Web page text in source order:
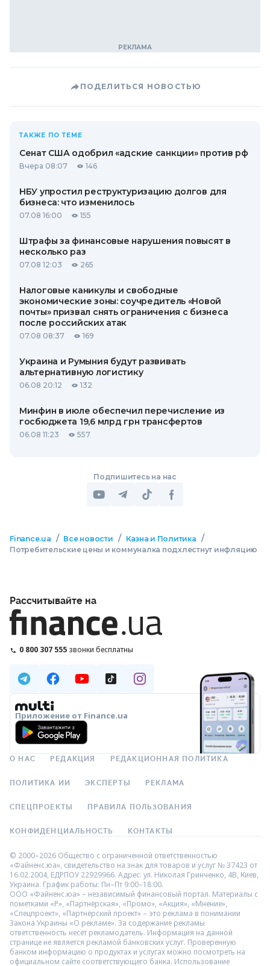
ПОДЕЛИТЬСЯ НОВОСТЬЮ
ТАКЖЕ ПО ТЕМЕ
Сенат США одобрил «адские санкции» против рф
Вчера 08:07 146
НБУ упростил реструктуризацию долгов для
бизнеса: что изменилось
07.08 16:00 155
Штрафы за финансовые нарушения повысят в
несколько раз
07.08 12:03 265
Налоговые каникулы и свободные
экономические зоны: соучредитель «Новой
почты» призвал снять ограничения с бизнеса
после российских атак
07.08 08:37 169
Украина и Румыния будут развивать
альтернативную логистику
06.08 20:12 132
Минфин в июле обеспечил перечисление из
госбюджета 19,6 млрд грн трансфертов
06.08 11:23 557
Подпишитесь на нас
Finance.ua / Все новости / Казна и Политика /
Потребительские цены и коммуналка подхлестнут инфляцию
Рассчитывайте на
0 800 307 555 звонки бесплатны
Приложение от Finance.ua
О НАС РЕДАКЦИЯ РЕДАКЦИОННАЯ ПОЛИТИКА
ПОЛИТИКА ИИ ЭКСПЕРТЫ РЕКЛАМА
СПЕЦПРОЕКТЫ ПРАВИЛА ПОЛЬЗОВАНИЯ
КОНФИДЕНЦИАЛЬНОСТЬ КОНТАКТЫ
© 2000–2026 Общество с ограниченной ответственностью
«Файненс.юа», свидетельство на знак для товаров и услуг № 37423 от
16.02.2004, ЕДРПОУ 22929966. Адрес: ул. Николая Гринченко, 4В, Киев,
Украина. График работы: Пн–Пт 9:00–18:00.
ООО «Файненс.юа» – независимый финансовый портал. Материалы с
пометками «Р», «Партнёрская», «Промо», «Акция», «Мнение»,
«Спецпроект», «Партнёрский проект» – это реклама в понимании
Закона Украины «О рекламе». За содержание рекламы
ответственность несёт рекламодатель. Информация на данной
странице не является рекламой банковских услуг. Проверенную
банком информацию о продуктах и услугах можно посмотреть на
официальном сайте соответствующего банка. Использование